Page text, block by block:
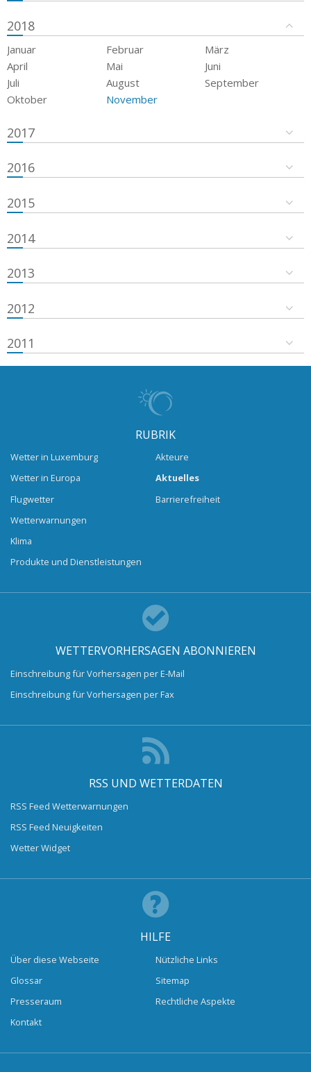
2018
Januar Februar
März
April
Mai
Juni
Juli
August
September
Oktober
November
2017
2016
2015
2014
2013
2012
2011
RUBRIK
Wetter in Luxemburg
Wetter in Europa
Flugwetter
Wetterwarnungen
Klima
Produkte und Dienstleistungen
Akteure
Aktuelles
Barrierefreiheit
WETTERVORHERSAGEN ABONNIEREN
Einschreibung für Vorhersagen per E-Mail
Einschreibung für Vorhersagen per Fax
RSS UND WETTERDATEN
RSS Feed Wetterwarnungen
RSS Feed Neuigkeiten
Wetter Widget
HILFE
Über diese Webseite
Glossar
Presseraum
Kontakt
Nützliche Links
Sitemap
Rechtliche Aspekte